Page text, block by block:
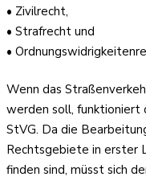
• Zivilrecht,
• Strafrecht und
•
Wenn das
werden soll, funktioniert
StVG. Da die
Rechtsgebiete in erster
finden sind, müsst sich